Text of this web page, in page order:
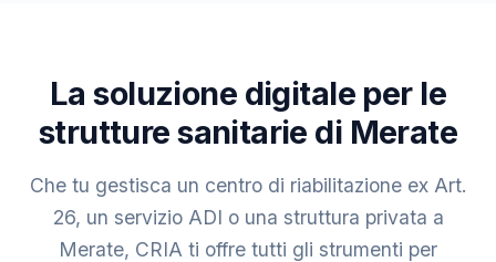
La soluzione digitale per le
strutture sanitarie di Merate
Che tu gestisca un centro di riabilitazione ex Art.
26, un servizio ADI o una struttura privata a
Merate, CRIA ti offre tutti gli strumenti per